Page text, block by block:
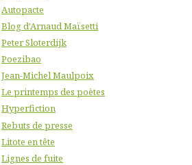
Autopacte
Blog d'Arnaud Maïsetti
Peter Sloterdijk
Poezibao
Jean-Michel Maulpoix
Le printemps des poètes
Hyperfiction
Rebuts de presse
Litote en tête
Lignes de fuite